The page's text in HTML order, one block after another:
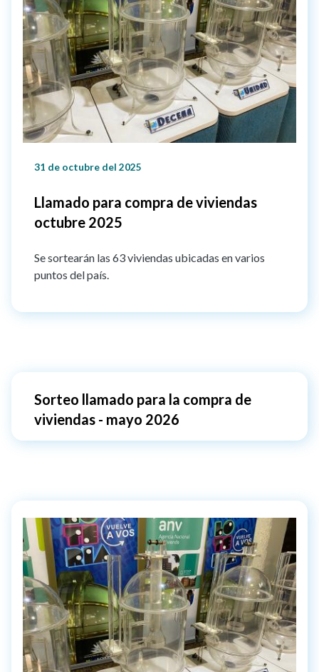
31 de octubre del 2025
Llamado para compra de viviendas
octubre 2025
Se sortearán las 63 viviendas ubicadas en varios
puntos del país.
Sorteo llamado para la compra de
viviendas - mayo 2026